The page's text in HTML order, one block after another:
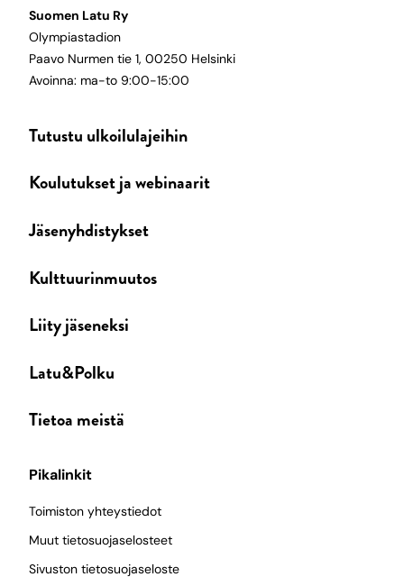
Suomen Latu Ry
Olympiastadion
Paavo Nurmen tie 1, 00250 Helsinki
Avoinna: ma-to 9:00-15:00
Tutustu ulkoilulajeihin
Koulutukset ja webinaarit
Jäsenyhdistykset
Kulttuurinmuutos
Liity jäseneksi
Latu&Polku
Tietoa meistä
Pikalinkit
Toimiston yhteystiedot
Muut tietosuojaselosteet
Sivuston tietosuojaseloste